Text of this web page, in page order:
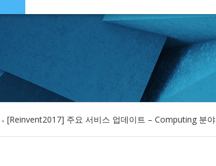
» [Reinvent2017] 주요 서비스 업데이트 – Computing 분야